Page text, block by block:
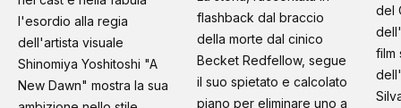
l'esordio alla regia
dell'artista visuale
Shinomiya Yoshitoshi "A
New Dawn" mostra la sua
flashback dal braccio
della morte dal cinico
Becket Redfellow, segue
il suo spietato e calcolato
piano per eliminare uno a
del
film